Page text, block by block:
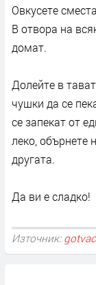
Овкусете
В отвора на
домат.
Долейте в
чушки да се
се запекат от
леко, обърнете
другата.
Да ви е сладко!
Източник: